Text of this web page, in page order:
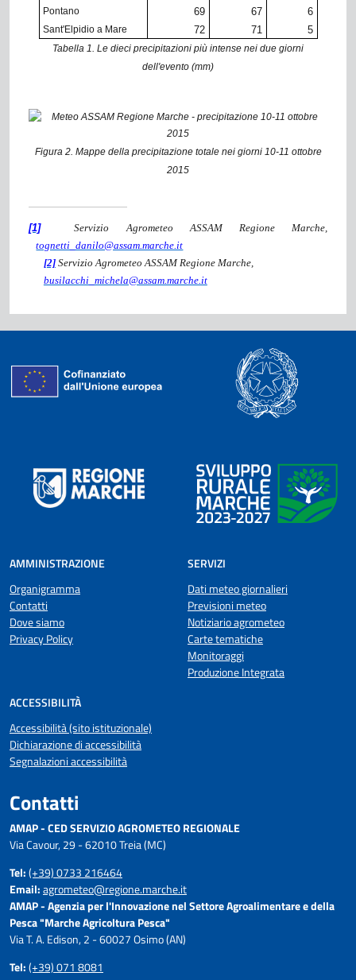
Pontano
69 67 6
Sant'Elpidio a Mare 72 71 5
Tabella 1. Le dieci precipitazioni più intense nei due giorni
dell'evento (mm)
Figura 2. Mappe della precipitazione totale nei giorni 10-11 ottobre
2015
[1]
Servizio Agrometeo ASSAM Regione Marche,
tognetti_danilo@assam.marche.it
[2]Servizio Agrometeo ASSAM Regione Marche,
busilacchi_michela@assam.marche.it
AMMINISTRAZIONE
Organigramma
Contatti
Dove siamo
Privacy Policy
SERVIZI
Dati meteo giornalieri
Previsioni meteo
Notiziario agrometeo
Carte tematiche
Monitoraggi
Produzione Integrata
ACCESSIBILITÀ
Accessibilità (sito istituzionale)
Dichiarazione di accessibilità
Segnalazioni accessibilità
Contatti
AMAP - CED SERVIZIO AGROMETEO REGIONALE
Via Cavour, 29 - 62010 Treia (MC)
Tel:(+39) 0733 216464
Email:agrometeo@regione.marche.it
AMAP - Agenzia per l'Innovazione nel Settore Agroalimentare e della
Pesca "Marche Agricoltura Pesca"
Via T. A. Edison, 2 - 60027 Osimo (AN)
Tel:(+39) 071 8081